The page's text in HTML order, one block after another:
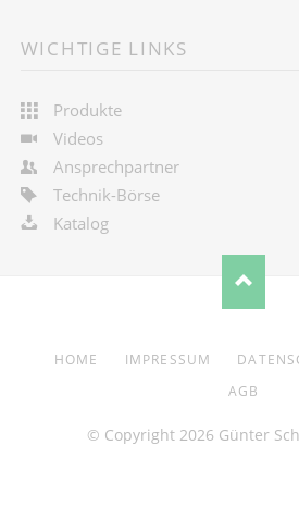
WICHTIGE LINKS
Produkte
Videos
Ansprechpartner
Technik-Börse
Katalog
NAVIGATION
ÜBERSPRINGEN
HOME IMPRESSUM
AGB
© Copyright 2026 Günter